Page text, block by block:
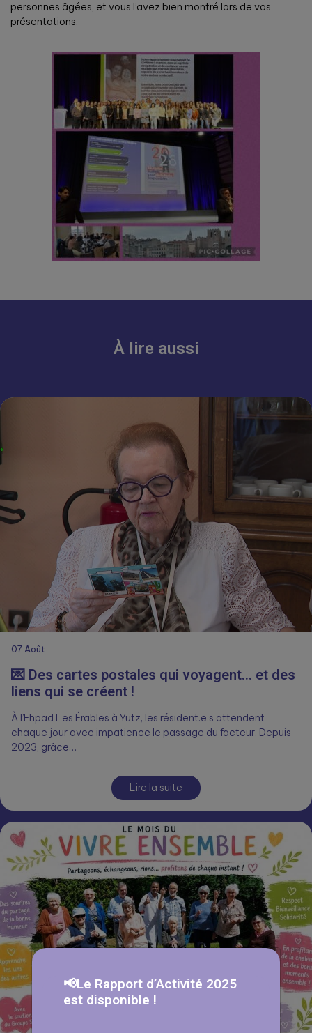
personnes âgées, et vous l’avez bien montré lors de vos
présentations.
À lire aussi
07 Août
💌 Des cartes postales qui voyagent… et des
liens qui se créent !
À l’Ehpad Les Érables à Yutz, les résident.e.s attendent
chaque jour avec impatience le passage du facteur. Depuis
2023, grâce…
Lire la suite
📢Le Rapport d’Activité 2025
est disponible !